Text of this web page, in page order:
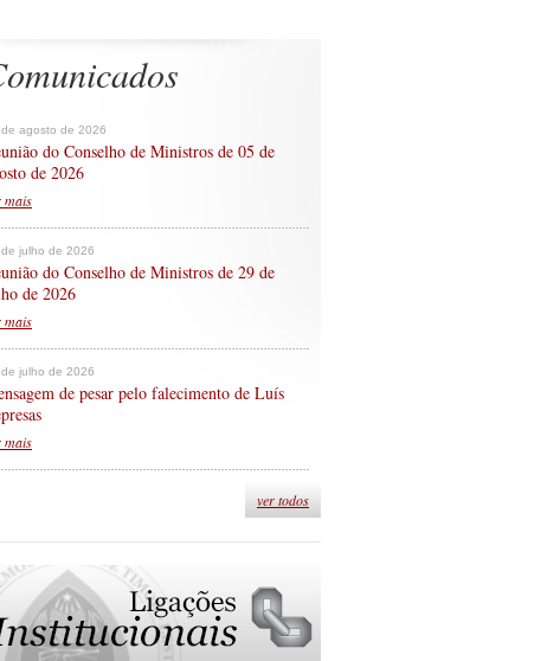
agosto de 2026
do Conselho de Ministros de 05 de
de 2026
mais
julho de 2026
do Conselho de Ministros de 29 de
de 2026
mais
julho de 2026
de pesar pelo falecimento de Luís
mais
ver todos